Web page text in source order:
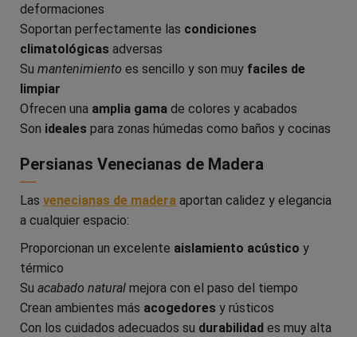
deformaciones
Soportan perfectamente las condiciones
climatológicas adversas
Su mantenimiento es sencillo y son muy faciles de
limpiar
Ofrecen una amplia gama de colores y acabados
Son ideales para zonas húmedas como baños y cocinas
Persianas Venecianas de Madera
Las venecianas de madera aportan calidez y elegancia
a cualquier espacio:
Proporcionan un excelente aislamiento acústico y
térmico
Su acabado natural mejora con el paso del tiempo
Crean ambientes más acogedores y rústicos
Con los cuidados adecuados su durabilidad es muy alta